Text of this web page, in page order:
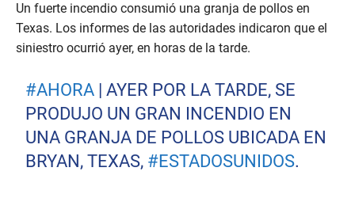
Un fuerte incendio consumió una granja de pollos en
Texas. Los informes de las autoridades indicaron que el
siniestro ocurrió ayer, en horas de la tarde.
#AHORA | AYER POR LA TARDE, SE
PRODUJO UN GRAN INCENDIO EN
UNA GRANJA DE POLLOS UBICADA EN
BRYAN, TEXAS, #ESTADOSUNIDOS.